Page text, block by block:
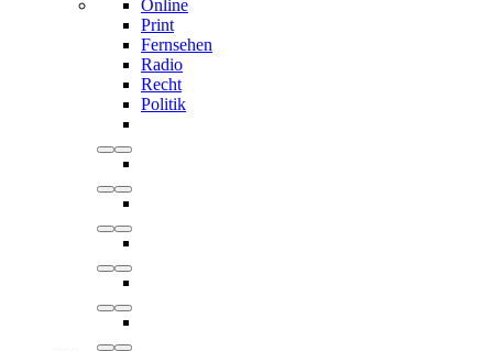
Online
Print
Fernsehen
Radio
Recht
Politik